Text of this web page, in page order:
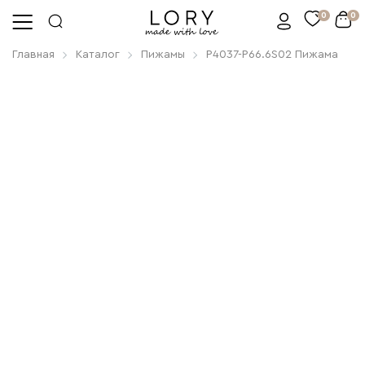
0 0
Главная Каталог Пижамы P4037-P66.6S02 Пижама